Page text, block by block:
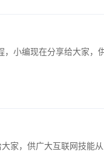
小编现在分享给大家
家，供广大互联网技能